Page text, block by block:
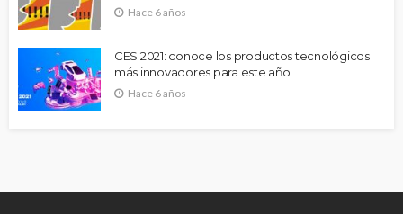
Hace 6 años
CES 2021: conoce los productos tecnológicos
más innovadores para este año
Hace 6 años